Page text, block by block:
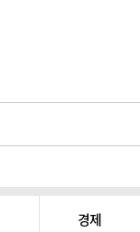
경제